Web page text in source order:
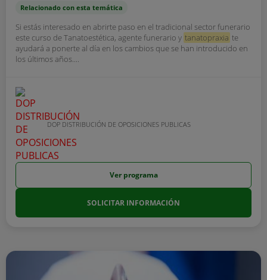
Relacionado con esta temática
Si estás interesado en abrirte paso en el tradicional sector funerario
este curso de Tanatoestética, agente funerario y tanatopraxia te
ayudará a ponerte al día en los cambios que se han introducido en
los últimos años....
DOP DISTRIBUCIÓN DE OPOSICIONES PUBLICAS
Ver programa
SOLICITAR INFORMACIÓN